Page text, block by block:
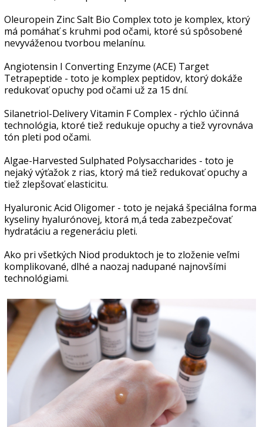
Oleuropein Zinc Salt Bio Complex toto je komplex, ktorý
má pomáhať s kruhmi pod očami, ktoré sú spôsobené
nevyváženou tvorbou melanínu.
Angiotensin I Converting Enzyme (ACE) Target
Tetrapeptide - toto je komplex peptidov, ktorý dokáže
redukovať opuchy pod očami už za 15 dní.
Silanetriol-Delivery Vitamin F Complex - rýchlo účinná
technológia, ktoré tiež redukuje opuchy a tiež vyrovnáva
tón pleti pod očami.
Algae-Harvested Sulphated Polysaccharides - toto je
nejaký výťažok z rias, ktorý má tiež redukovať opuchy a
tiež zlepšovať elasticitu.
Hyaluronic Acid Oligomer - toto je nejaká špeciálna forma
kyseliny hyalurónovej, ktorá m,á teda zabezpečovať
hydratáciu a regeneráciu pleti.
Ako pri všetkých Niod produktoch je to zloženie veľmi
komplikované, dlhé a naozaj nadupané najnovšími
technológiami.